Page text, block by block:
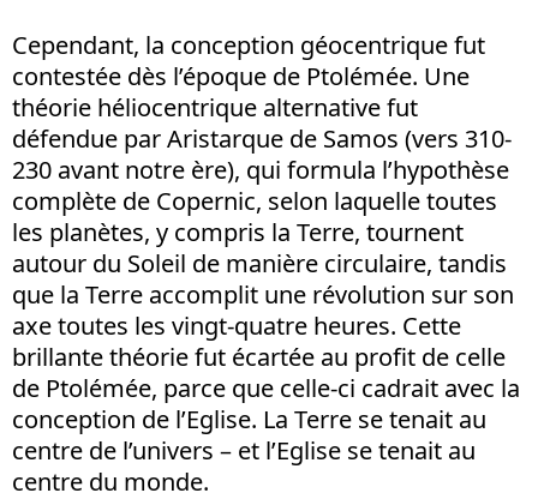
Cependant, la conception géocentrique fut
contestée dès l’époque de Ptolémée. Une
théorie héliocentrique alternative fut
défendue par Aristarque de Samos (vers 310-
230 avant notre ère), qui formula l’hypothèse
complète de Copernic, selon laquelle toutes
les planètes, y compris la Terre, tournent
autour du Soleil de manière circulaire, tandis
que la Terre accomplit une révolution sur son
axe toutes les vingt-quatre heures. Cette
brillante théorie fut écartée au profit de celle
de Ptolémée, parce que celle-ci cadrait avec la
conception de l’Eglise. La Terre se tenait au
centre de l’univers – et l’Eglise se tenait au
centre du monde.